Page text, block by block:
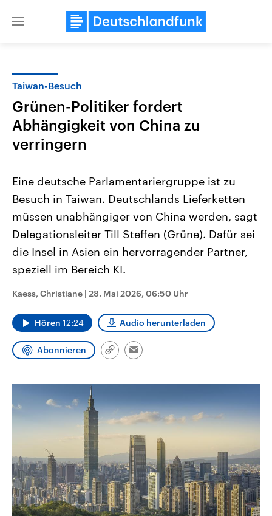
Close
Landtagswahl Sachsen-Anhalt
2026
Alle Informationen
Sachsen-Anhalt wählt am 6.
September 2026 einen neuen
Bundesland von einer Koalition aus
Umfragen, Prognosen,
Wahlprogramme, aktuelle Berichte
und Kandidaten der anstehenden
Wahl.
USA
Aktuelle Beiträge,
Hintergründe
Wirtschaftlich und
gehören die Vereinigten
den mächtigsten Ländern
Taiwan-Besuch
Grünen-Politiker fordert
Abhängigkeit von China zu
verringern
Eine deutsche Parlamentariergruppe ist zu
Besuch in Taiwan. Deutschlands Lieferketten
müssen unabhängiger von China werden, sagt
Delegationsleiter Till Steffen (Grüne). Dafür sei
die Insel in Asien ein hervorragender Partner,
speziell im Bereich KI.
Kaess, Christiane | 28. Mai 2026, 06:50 Uhr
Hören 12:24 Audio herunterladen
Abonnieren
Link
Email